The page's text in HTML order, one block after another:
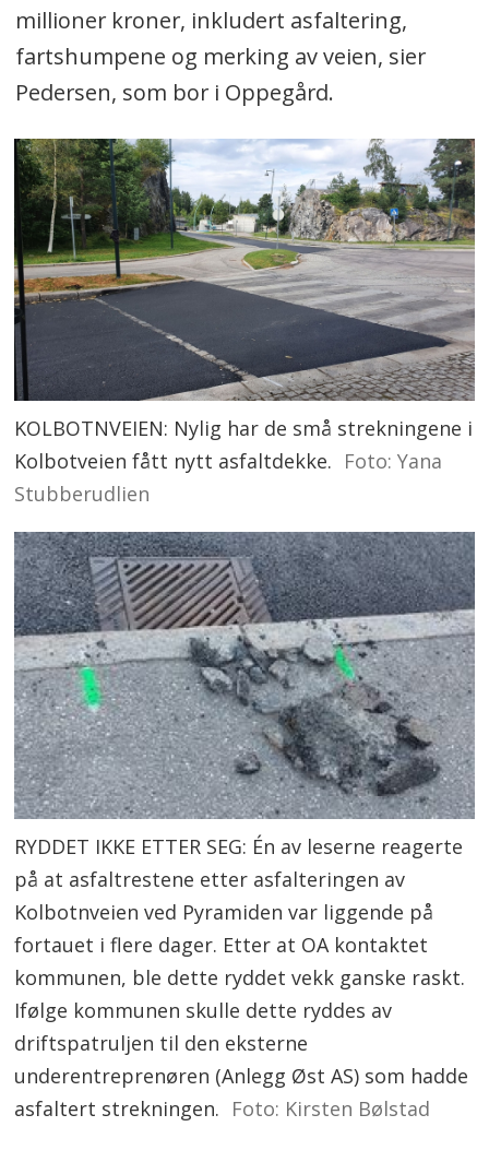
millioner kroner, inkludert asfaltering,
fartshumpene og merking av veien, sier
Pedersen, som bor i Oppegård.
KOLBOTNVEIEN: Nylig har de små strekningene i
Kolbotveien fått nytt asfaltdekke. Foto: Yana
Stubberudlien
RYDDET IKKE ETTER SEG: Én av leserne reagerte
på at asfaltrestene etter asfalteringen av
Kolbotnveien ved Pyramiden var liggende på
fortauet i flere dager. Etter at OA kontaktet
kommunen, ble dette ryddet vekk ganske raskt.
Ifølge kommunen skulle dette ryddes av
driftspatruljen til den eksterne
underentreprenøren (Anlegg Øst AS) som hadde
asfaltert strekningen. Foto: Kirsten Bølstad